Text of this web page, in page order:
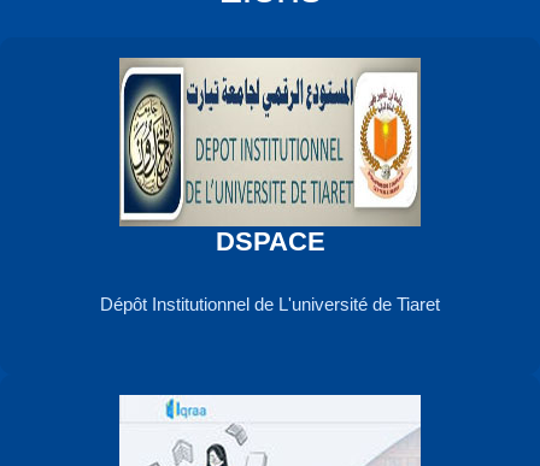
DSPACE
Dépôt Institutionnel de L'université de Tiaret